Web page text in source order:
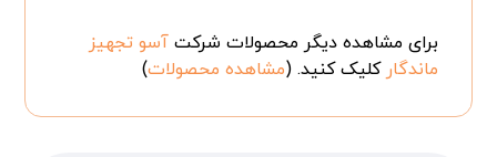
برای مشاهده دیگر محصولات شرکتآسو تجهیز
ماندگار کلیک کنید. (مشاهده محصولات)